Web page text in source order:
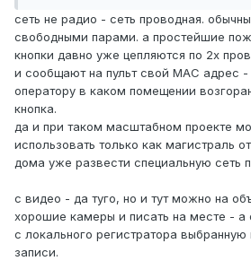
сеть не радио - сеть проводная.
свободными парами. а простейшие
кнопки давно уже цепляются по 2х
и сообщают на пульт свой МАС адрес -
оператору в каком помещении
кнопка.
да и при таком масштабном проекте
использовать только как магистраль
дома уже развести специальную сеть
с видео - да туго, но и тут можно на
хорошие камеры и писать на месте - а
с локального регистратора
записи.